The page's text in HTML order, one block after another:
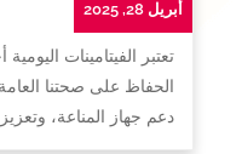
أبريل 28, 2025
تعتبر الفيتامينات
الحفاظ على صحتنا
دعم جهاز المناعة،